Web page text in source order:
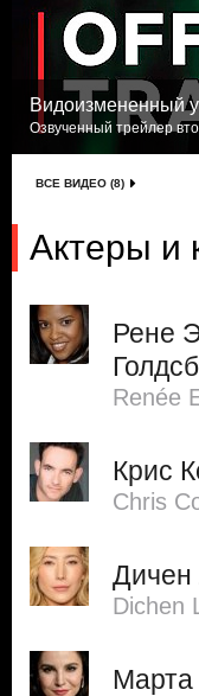
Видоизмененный
Озвученный трейлер
ВСЕ ВИДЕО (8)
Актеры и
Рене
Renée
Крис
Chris
Дичен
Dichen
Марта